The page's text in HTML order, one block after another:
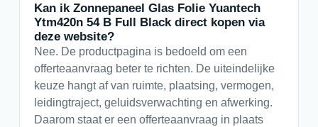
Kan ik Zonnepaneel Glas Folie Yuantech
Ytm420n 54 B Full Black direct kopen via
deze website?
Nee. De productpagina is bedoeld om een
offerteaanvraag beter te richten. De uiteindelijke
keuze hangt af van ruimte, plaatsing, vermogen,
leidingtraject, geluidsverwachting en afwerking.
Daarom staat er een offerteaanvraag in plaats